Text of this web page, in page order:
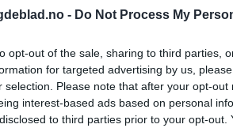
- Do Not Process My
opt-out of the sale, sharing to third parties,
for targeted advertising by us,
selection. Please note that after your opt-
interest-based ads based on personal
to third parties prior to your opt-
i Tysvær. De er med på